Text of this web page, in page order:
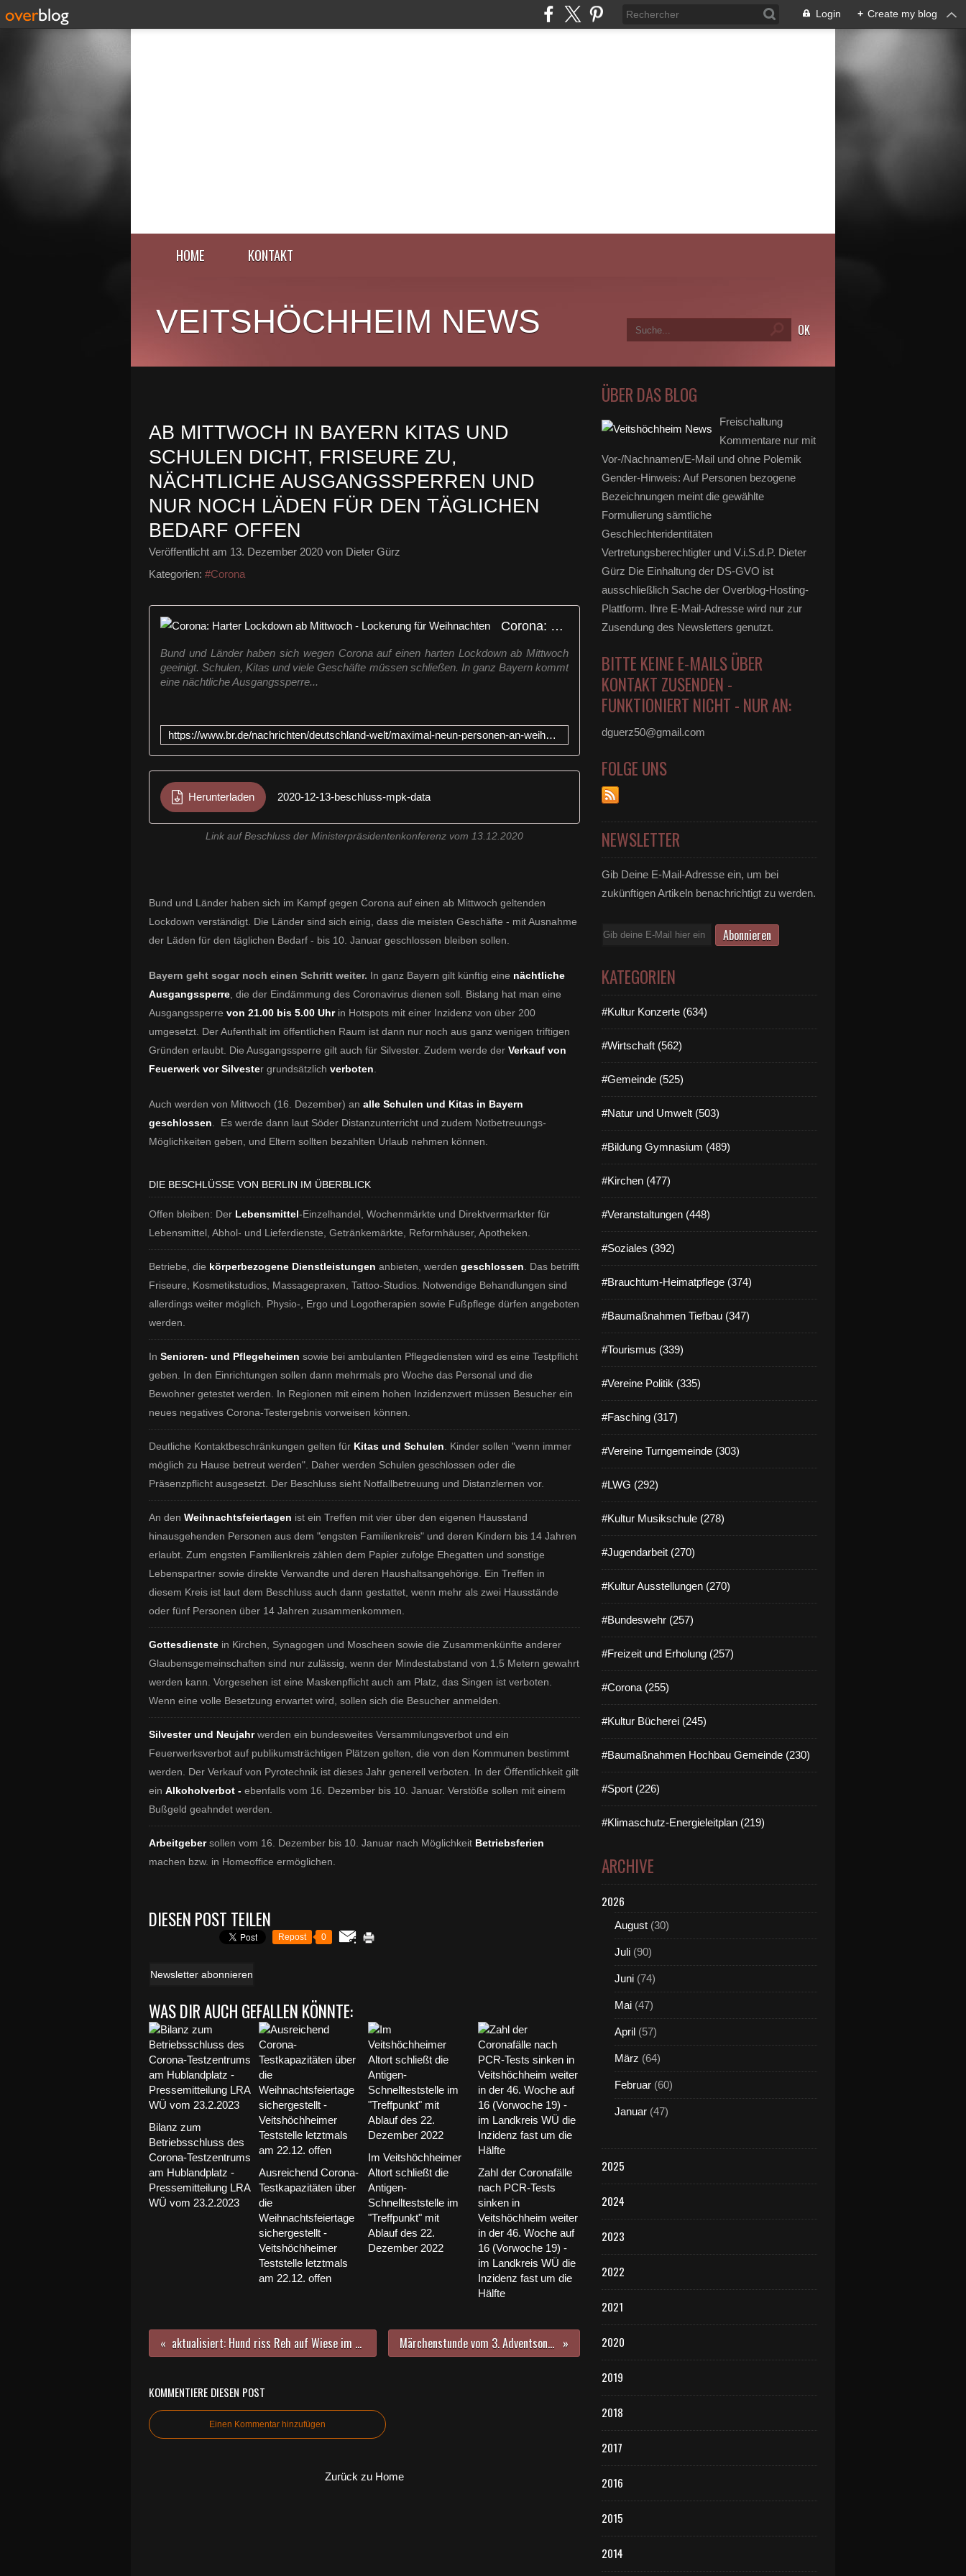
Login + Create my blog
HOME KONTAKT
VEITSHÖCHHEIM NEWS
AB MITTWOCH IN BAYERN KITAS UND
SCHULEN DICHT, FRISEURE ZU,
NÄCHTLICHE AUSGANGSSPERREN UND
NUR NOCH LÄDEN FÜR DEN TÄGLICHEN
BEDARF OFFEN
Veröffentlicht am 13. Dezember 2020 von Dieter Gürz
Kategorien: #Corona
Corona: Harter Lockdown ab Mittwoch - Lockerung für Weihnachten
Bund und Länder haben sich wegen Corona auf einen harten Lockdown ab Mittwoch
geeinigt. Schulen, Kitas und viele Geschäfte müssen schließen. In ganz Bayern kommt
eine nächtliche Ausgangssperre...
https://www.br.de/nachrichten/deutschland-welt/maximal-neun-personen-an-weihnachten-kein-silvesterfeuerwerk,SJ2al2m
Herunterladen 2020-12-13-beschluss-mpk-data
Link auf Beschluss der Ministerpräsidentenkonferenz vom 13.12.2020
Bund und Länder haben sich im Kampf gegen Corona auf einen ab Mittwoch geltenden
Lockdown verständigt. Die Länder sind sich einig, dass die meisten Geschäfte - mit Ausnahme
der Läden für den täglichen Bedarf - bis 10. Januar geschlossen bleiben sollen.
Bayern geht sogar noch einen Schritt weiter. In ganz Bayern gilt künftig eine nächtliche
Ausgangssperre , die der Eindämmung des Coronavirus dienen soll. Bislang hat man eine
Ausgangssperre von 21.00 bis 5.00 Uhrin Hotspots mit einer Inzidenz von über 200
umgesetzt. Der Aufenthalt im öffentlichen Raum ist dann nur noch aus ganz wenigen triftigen
Gründen erlaubt. Die Ausgangssperre gilt auch für Silvester. Zudem werde der Verkauf von
Feuerwerk vor Silvester grundsätzlich verboten
Auch werden von Mittwoch (16. Dezember) an alle Schulen und Kitas in Bayern
geschlossen . Es werde dann laut Söder Distanzunterricht und zudem Notbetreuungs-
Möglichkeiten geben, und Eltern sollten bezahlten Urlaub nehmen können.
DIE BESCHLÜSSE VON BERLIN IM ÜBERBLICK
Offen bleiben: Der Lebensmittel-Einzelhandel, Wochenmärkte und Direktvermarkter für
Lebensmittel, Abhol- und Lieferdienste, Getränkemärkte, Reformhäuser, Apotheken.
Betriebe, die körperbezogene Dienstleistungen anbieten, werden geschlossen . Das betrifft
Friseure, Kosmetikstudios, Massagepraxen, Tattoo-Studios. Notwendige Behandlungen sind
allerdings weiter möglich. Physio-, Ergo und Logotherapien sowie Fußpflege dürfen angeboten
werden.
In Senioren- und Pflegeheimen sowie bei ambulanten Pflegediensten wird es eine Testpflicht
geben. In den Einrichtungen sollen dann mehrmals pro Woche das Personal und die
Bewohner getestet werden. In Regionen mit einem hohen Inzidenzwert müssen Besucher ein
neues negatives Corona-Testergebnis vorweisen können.
Deutliche Kontaktbeschränkungen gelten für Kitas und Schulen . Kinder sollen "wenn immer
möglich zu Hause betreut werden". Daher werden Schulen geschlossen oder die
Präsenzpflicht ausgesetzt. Der Beschluss sieht Notfallbetreuung und Distanzlernen vor.
An den Weihnachtsfeiertagen ist ein Treffen mit vier über den eigenen Hausstand
hinausgehenden Personen aus dem "engsten Familienkreis" und deren Kindern bis 14 Jahren
erlaubt. Zum engsten Familienkreis zählen dem Papier zufolge Ehegatten und sonstige
Lebenspartner sowie direkte Verwandte und deren Haushaltsangehörige. Ein Treffen in
diesem Kreis ist laut dem Beschluss auch dann gestattet, wenn mehr als zwei Hausstände
oder fünf Personen über 14 Jahren zusammenkommen.
Gottesdienste in Kirchen, Synagogen und Moscheen sowie die Zusammenkünfte anderer
Glaubensgemeinschaften sind nur zulässig, wenn der Mindestabstand von 1,5 Metern gewahrt
werden kann. Vorgesehen ist eine Maskenpflicht auch am Platz, das Singen ist verboten.
Wenn eine volle Besetzung erwartet wird, sollen sich die Besucher anmelden.
Silvester und Neujahrwerden ein bundesweites Versammlungsverbot und ein
Feuerwerksverbot auf publikumsträchtigen Plätzen gelten, die von den Kommunen bestimmt
werden. Der Verkauf von Pyrotechnik ist dieses Jahr generell verboten. In der Öffentlichkeit gilt
ein Alkoholverbot - ebenfalls vom 16. Dezember bis 10. Januar. Verstöße sollen mit einem
Bußgeld geahndet werden.
Arbeitgebersollen vom 16. Dezember bis 10. Januar nach Möglichkeit Betriebsferien
machen bzw. in Homeoffice ermöglichen.
DIESEN POST TEILEN
Repost 0
Newsletter abonnieren
WAS DIR AUCH GEFALLEN KÖNNTE:
Bilanz zum
Betriebsschluss des
Corona-Testzentrums
am Hublandplatz -
Pressemitteilung LRA
WÜ vom 23.2.2023
Ausreichend Corona-
Testkapazitäten über
die
Weihnachtsfeiertage
sichergestellt -
Veitshöchheimer
Teststelle letztmals
am 22.12. offen
Im Veitshöchheimer
Altort schließt die
Antigen-
Schnellteststelle im
"Treffpunkt" mit
Ablauf des 22.
Dezember 2022
Zahl der Coronafälle
nach PCR-Tests
sinken in
Veitshöchheim weiter
in der 46. Woche auf
16 (Vorwoche 19) -
im Landkreis WÜ die
Inzidenz fast um die
Hälfte
aktualisiert: Hund riss Reh auf Wiese im Veitshöchheimer Ortsteil Gadheim - jetzt mit Kommentaren Märchenstunde vom 3. Adventsonntag des Veitshöchheimer Theaters am Hofgarten
KOMMENTIERE DIESEN POST
Einen Kommentar hinzufügen
Zurück zu Home
ÜBER DAS BLOG
Freischaltung
Kommentare nur mit
Vor-/Nachnamen/E-Mail und ohne Polemik
Gender-Hinweis: Auf Personen bezogene
Bezeichnungen meint die gewählte
Formulierung sämtliche
Geschlechteridentitäten
Vertretungsberechtigter und V.i.S.d.P. Dieter
Gürz Die Einhaltung der DS-GVO ist
ausschließlich Sache der Overblog-Hosting-
Plattform. Ihre E-Mail-Adresse wird nur zur
Zusendung des Newsletters genutzt.
BITTE KEINE E-MAILS ÜBER
KONTAKT ZUSENDEN -
FUNKTIONIERT NICHT - NUR AN:
dguerz50@gmail.com
FOLGE UNS
NEWSLETTER
Gib Deine E-Mail-Adresse ein, um bei
zukünftigen Artikeln benachrichtigt zu werden.
E-
KATEGORIEN
#Kultur Konzerte (634)
#Wirtschaft (562)
#Gemeinde (525)
#Natur und Umwelt (503)
#Bildung Gymnasium (489)
#Kirchen (477)
#Veranstaltungen (448)
#Soziales (392)
#Brauchtum-Heimatpflege (374)
#Baumaßnahmen Tiefbau (347)
#Tourismus (339)
#Vereine Politik (335)
#Fasching (317)
#Vereine Turngemeinde (303)
#LWG (292)
#Kultur Musikschule (278)
#Jugendarbeit (270)
#Kultur Ausstellungen (270)
#Bundeswehr (257)
#Freizeit und Erholung (257)
#Corona (255)
#Kultur Bücherei (245)
#Baumaßnahmen Hochbau Gemeinde (230)
#Sport (226)
#Klimaschutz-Energieleitplan (219)
ARCHIVE
2026
August (30)
Juli (90)
Juni (74)
Mai (47)
April (57)
März (64)
Februar (60)
Januar (47)
2025
2024
2023
2022
2021
2020
2019
2018
2017
2016
2015
2014